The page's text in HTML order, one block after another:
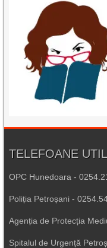
TELEFOANE
OPC Hunedoara -
Poliția Petroșani -
Agenția de Protecția
Spitalul de Urgență